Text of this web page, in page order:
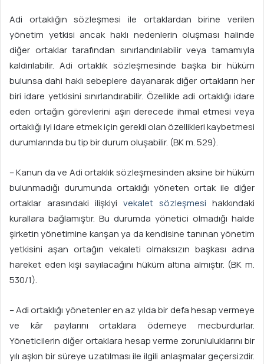
Adi ortaklığın sözleşmesi ile ortaklardan birine verilen
yönetim yetkisi ancak haklı nedenlerin oluşması halinde
diğer ortaklar tarafından sınırlandırılabilir veya tamamıyla
kaldırılabilir. Adi ortaklık sözleşmesinde başka bir hüküm
bulunsa dahi haklı sebeplere dayanarak diğer ortakların her
biri idare yetkisini sınırlandırabilir. Özellikle adi ortaklığı idare
eden ortağın görevlerini aşırı derecede ihmal etmesi veya
ortaklığı iyi idare etmek için gerekli olan özellikleri kaybetmesi
durumlarında bu tip bir durum oluşabilir. (BK m. 529).
– Kanun da ve Adi ortaklık sözleşmesinden aksine bir hüküm
bulunmadığı durumunda ortaklığı yöneten ortak ile diğer
ortaklar arasındaki ilişkiyi vekalet sözleşmesi hakkındaki
kurallara bağlamıştır. Bu durumda yönetici olmadığı halde
şirketin yönetimine karışan ya da kendisine tanınan yönetim
yetkisini aşan ortağın vekaleti olmaksızın başkası adına
hareket eden kişi sayılacağını hüküm altına almıştır. (BK m.
530/1).
– Adi ortaklığı yönetenler en az yılda bir defa hesap vermeye
ve kâr paylarını ortaklara ödemeye mecburdurlar.
Yöneticilerin diğer ortaklara hesap verme zorunluluklarını bir
yılı aşkın bir süreye uzatılması ile ilgili anlaşmalar geçersizdir.